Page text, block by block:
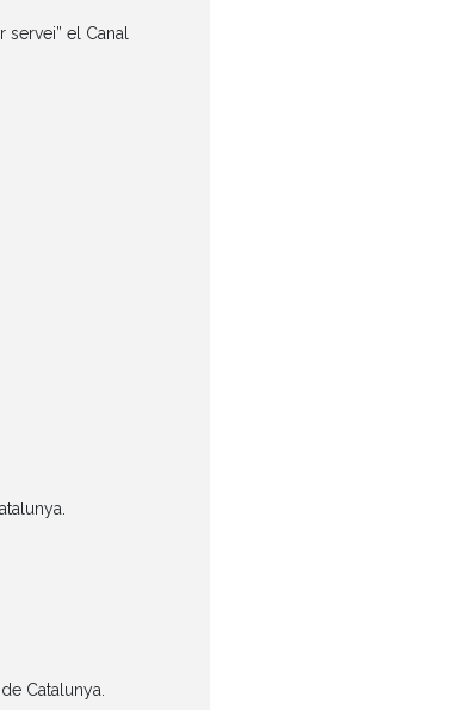
servei” el Canal
Catalunya.